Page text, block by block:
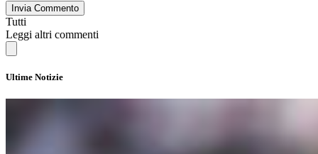
Invia Commento
Tutti
Leggi altri commenti
Ultime Notizie